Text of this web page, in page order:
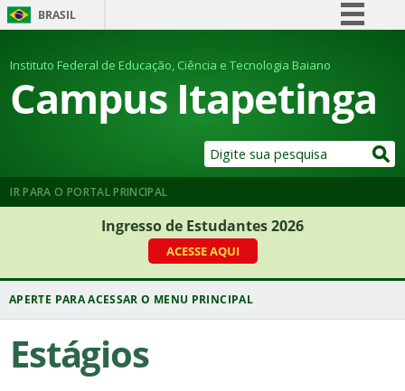
BRASIL
Comunica BR
Participe
Legislação
Instituto Federal de Educação, Ciência e Tecnologia Baiano
Campus Itapetinga
IR PARA O PORTAL PRINCIPAL
Ingresso de Estudantes 2026
ACESSE AQUI
Estágios